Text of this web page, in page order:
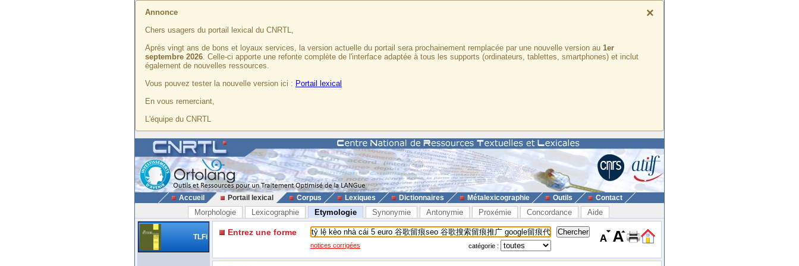
×
Annonce
Chers usagers du portail lexical du CNRTL,
Après vingt ans de bons et loyaux services, la version actuelle du portail sera prochainement remplacée par une nouvelle version au 1er
septembre 2026. Celle-ci apporte une refonte complète de l'interface adaptée à tous les supports (ordinateurs, tablettes, smartphones) et inclut
également de nouvelles ressources.
Vous pouvez tester la nouvelle version ici : Portail lexical
En vous remerciant,
L'équipe du CNRTL
Accueil Portail lexical Corpus Lexiques Dictionnaires Métalexicographie Outils Contact
Morphologie Lexicographie Etymologie Synonymie Antonymie Proxémie Concordance Aide
TLFi Entrez une forme
notices corrigées catégorie :